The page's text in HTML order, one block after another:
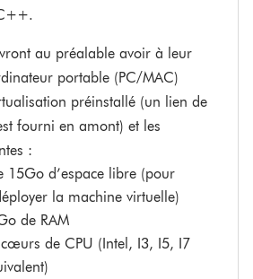
au préalable avoir à leur
portable (PC/MAC)
préinstallé (un lien de
fourni en amont) et les
:
15Go d’espace libre (pour
la machine virtuelle)
de RAM
de CPU (Intel, I3, I5, I7